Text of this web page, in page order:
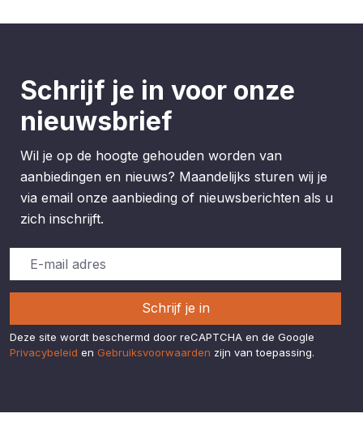
Schrijf je in voor onze
nieuwsbrief
Wil je op de hoogte gehouden worden van
aanbiedingen en nieuws? Maandelijks sturen wij je
via email onze aanbieding of nieuwsberichten als u
zich inschrijft.
Schrijf je in
Deze site wordt beschermd door reCAPTCHA en de Google
Privacybeleid en Gebruiksvoorwaarden zijn van toepassing.